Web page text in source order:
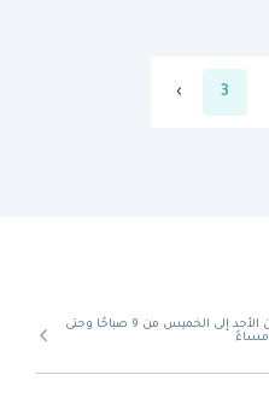
3
›
من الأحد إلى الخميس من 9 صباحًا وحتى